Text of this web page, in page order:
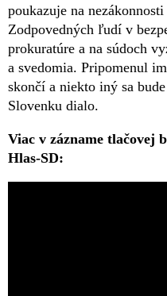
poukazuje na
Zodpovedných ľudí v
prokuratúre a na súdoch
a svedomia. Pripomenul
skončí a niekto iný sa
Slovenku dialo.
Viac v zázname tlačovej
Hlas-SD: